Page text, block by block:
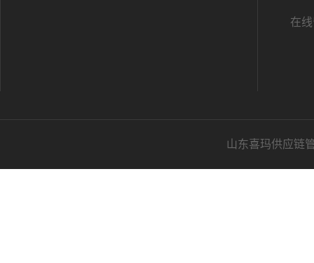
在
山东喜玛供应链